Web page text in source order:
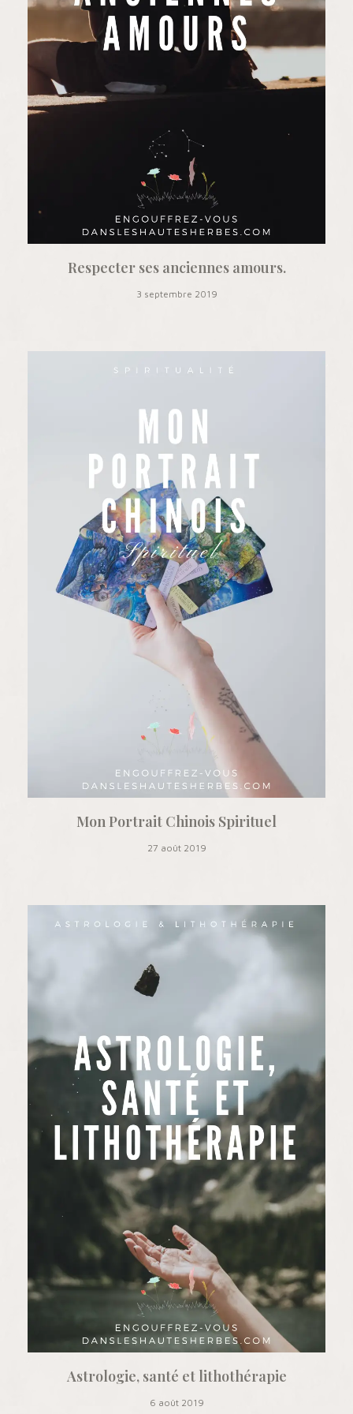
Respecter ses anciennes amours.
3 septembre 2019
Mon Portrait Chinois Spirituel
27 août 2019
Astrologie, santé et lithothérapie
6 août 2019